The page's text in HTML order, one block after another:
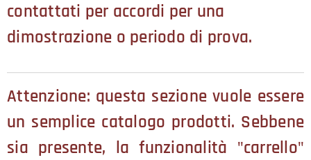
contattati per accordi per una
dimostrazione o periodo di prova.
Attenzione: questa sezione vuole essere
un semplice catalogo prodotti. Sebbene
sia presente, la funzionalità "carrello"